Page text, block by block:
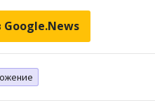
Google.News